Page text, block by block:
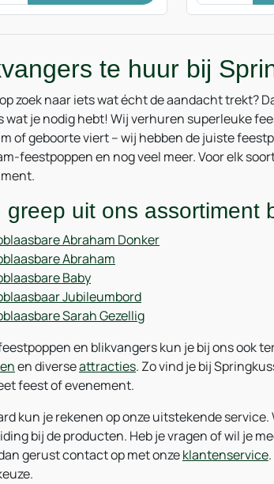
te huur bij
zoek naar iets wat écht de aandacht trekt?
wat je nodig hebt! Wij verhuren superleuke
of geboorte viert – wij hebben de juiste
feestpoppen en nog veel meer. Voor elk
greep uit ons assortiment
Abraham Donker
Abraham
Baby
Jubileumbord
Sarah Gezellig
en blikvangers kun je bij ons ook
en diverseattracties. Zo vind je bij
feest of evenement.
kun je rekenen op onze uitstekende
bij de producten. Heb je vragen of wil je
gerust contact op met onzeklantenservice